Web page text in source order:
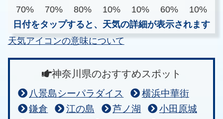
70%
70% 80% 10% 10% 60%
10%
日付をタップすると、天気の詳細が表示されます
天気アイコンの意味について
神奈川県のおすすめスポット
八景島シーパラダイス
横浜中華街
鎌倉
江の島 芦ノ湖
小田原城